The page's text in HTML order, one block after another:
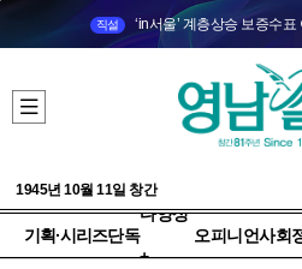
직설 ‘in서울’ 계층상승 보증수
1945년 10월 11일 창간
기획·시리즈단독
다양성
+
오피니언사회